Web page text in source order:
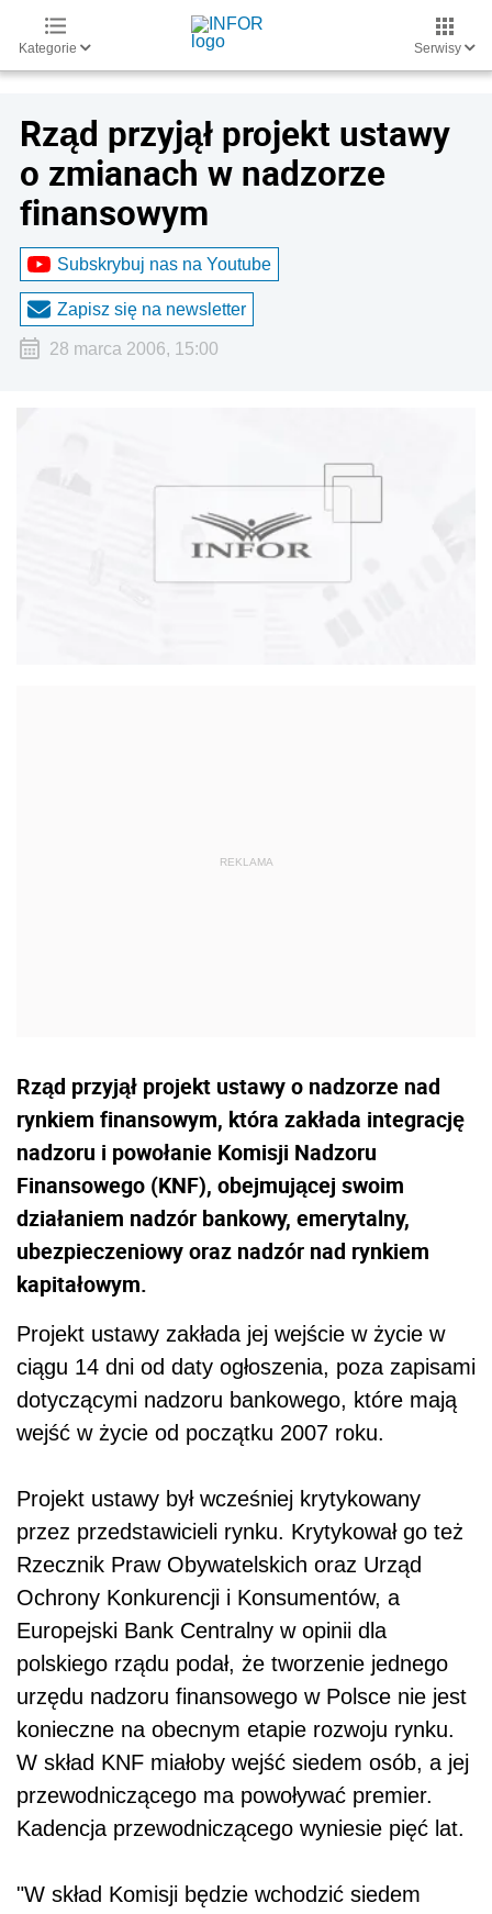
Kategorie Serwisy
Rząd przyjął projekt ustawy
o zmianach w nadzorze
finansowym
Subskrybuj nas na Youtube
Zapisz się na newsletter
28 marca 2006, 15:00
Rząd przyjął projekt ustawy o nadzorze nad
rynkiem finansowym, która zakłada integrację
nadzoru i powołanie Komisji Nadzoru
Finansowego (KNF), obejmującej swoim
działaniem nadzór bankowy, emerytalny,
ubezpieczeniowy oraz nadzór nad rynkiem
kapitałowym.
Projekt ustawy zakłada jej wejście w życie w
ciągu 14 dni od daty ogłoszenia, poza zapisami
dotyczącymi nadzoru bankowego, które mają
wejść w życie od początku 2007 roku.
Projekt ustawy był wcześniej krytykowany
przez przedstawicieli rynku. Krytykował go też
Rzecznik Praw Obywatelskich oraz Urząd
Ochrony Konkurencji i Konsumentów, a
Europejski Bank Centralny w opinii dla
polskiego rządu podał, że tworzenie jednego
urzędu nadzoru finansowego w Polsce nie jest
konieczne na obecnym etapie rozwoju rynku.
W skład KNF miałoby wejść siedem osób, a jej
przewodniczącego ma powoływać premier.
Kadencja przewodniczącego wyniesie pięć lat.
"W skład Komisji będzie wchodzić siedem